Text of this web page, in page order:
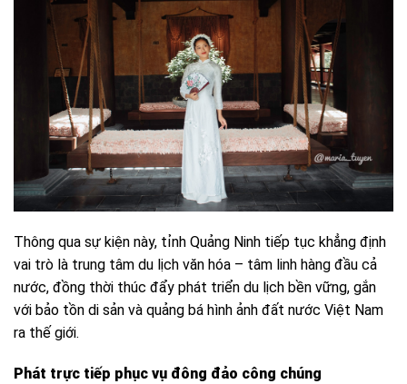
Thông qua sự kiện này, tỉnh Quảng Ninh tiếp tục khẳng định
vai trò là trung tâm du lịch văn hóa – tâm linh hàng đầu cả
nước, đồng thời thúc đẩy phát triển du lịch bền vững, gắn
với bảo tồn di sản và quảng bá hình ảnh đất nước Việt Nam
ra thế giới.
Phát trực tiếp phục vụ đông đảo công chúng